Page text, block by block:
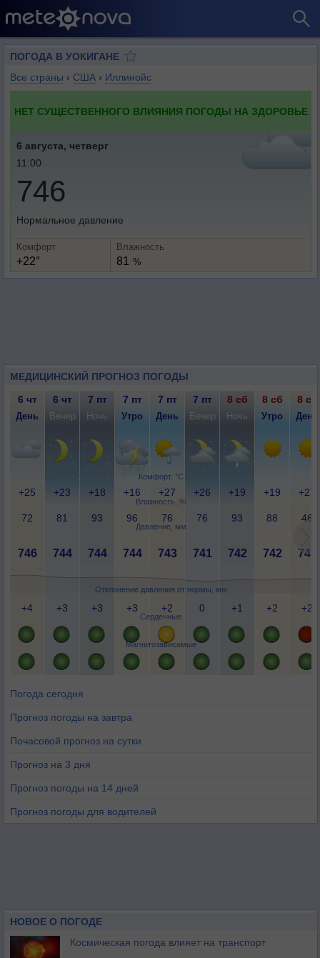
ПОГОДА В УОКИГАНЕ
Все страны › США › Иллинойс
НЕТ СУЩЕСТВЕННОГО ВЛИЯНИЯ ПОГОДЫ НА ЗДОРОВЬЕ
6 августа, четверг
11:00
746
Нормальное давление
Комфорт
+22°
Влажность
81 %
МЕДИЦИНСКИЙ ПРОГНОЗ ПОГОДЫ
Комфорт, °C
Влажность, %
Давление, мм
Отклонение давления от нормы, мм
Сердечные
Магнитозависимые
6 чт 6 чт 7 пт 7 пт 7 пт 7 пт 8 сб 8 сб 8 сб
День Вечер Ночь Утро День Вечер Ночь Утро День
+25 +23 +18 +16 +27 +26 +19 +19 +27
72 81 93 96 76 76 93 88 46
746 744 744 744 743 741 742 742 743
+4 +3 +3 +3 +2 0 +1 +2 +2
Погода сегодня
Прогноз погоды на завтра
Почасовой прогноз на сутки
Прогноз на 3 дня
Прогноз погоды на 14 дней
Прогноз погоды для водителей
НОВОЕ О ПОГОДЕ
Космическая погода влияет на транспорт